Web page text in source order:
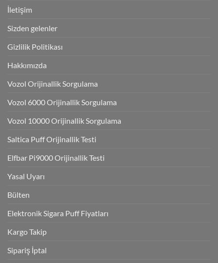
İletişim
Sizden gelenler
Gizlilik Politikası
Hakkımızda
Vozol Orijinallik Sorgulama
Vozol 6000 Orijinallik Sorgulama
Vozol 10000 Orijinallik Sorgulama
Saltica Puff Orijinallik Testi
Elfbar Pi9000 Orijinallik Testi
Yasal Uyarı
Bülten
Elektronik Sigara Puff Fiyatları
Kargo Takip
Sipariş İptal